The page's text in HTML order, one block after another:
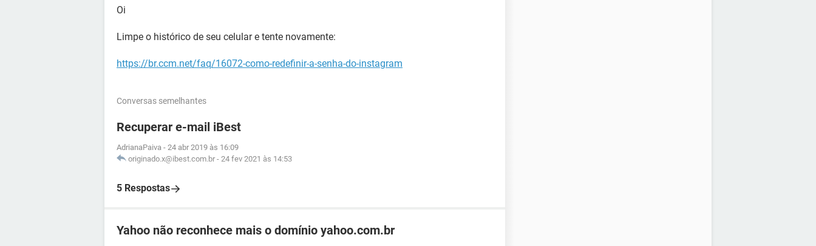
Oi
Limpe o histórico de seu celular e tente novamente:
https://br.ccm.net/faq/16072-como-redefinir-a-senha-do-instagram
Conversas semelhantes
Recuperar e-mail iBest
AdrianaPaiva - 24 abr 2019 às 16:09
originado.x@ibest.com.br - 24 fev 2021 às 14:53
5 Respostas
Yahoo não reconhece mais o domínio yahoo.com.br